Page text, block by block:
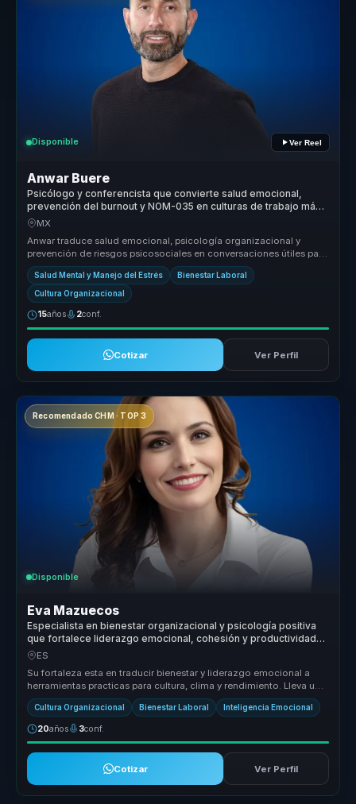
Disponible Ver Reel
Anwar Buere
Psicólogo y conferencista que convierte salud emocional,
prevención del burnout y NOM-035 en culturas de trabajo más
humanas.
MX
Anwar traduce salud emocional, psicología organizacional y
prevención de riesgos psicosociales en conversaciones útiles para
empresas. Ay...
Salud Mental y Manejo del Estrés Bienestar Laboral
Cultura Organizacional
15años 2conf.
Cotizar Ver Perfil
Recomendado CHM · TOP 3
Disponible
Eva Mazuecos
Especialista en bienestar organizacional y psicología positiva
que fortalece liderazgo emocional, cohesión y productividad
en equipos.
ES
Su fortaleza esta en traducir bienestar y liderazgo emocional a
herramientas practicas para cultura, clima y rendimiento. Lleva una
conve...
Cultura Organizacional Bienestar Laboral Inteligencia Emocional
20años 3conf.
Cotizar Ver Perfil